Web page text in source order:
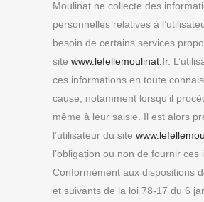
Moulinat ne collecte des
personnelles relatives à
besoin de certains services
site www.lefellemoulinat.fr.
ces informations en toute
cause, notamment lorsqu’il
même à leur saisie. Il est alors
l’utilisateur du site
l’obligation ou non de fournir ces
Conformément aux dispositions
et suivants de la loi 78-17 du 6